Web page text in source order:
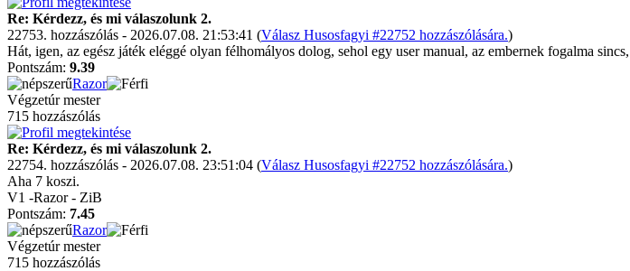
Re: Kérdezz, és mi válaszolunk 2.
22753. hozzászólás - 2026.07.08. 21:53:41 (Válasz Husosfagyi #22752 hozzászólására.)
Hát, igen, az egész játék eléggé olyan félhomályos dolog, sehol egy user manual, az embernek fogalma
Pontszám: 9.39
Razor
Végzetúr mester
715 hozzászólás
Re: Kérdezz, és mi válaszolunk 2.
22754. hozzászólás - 2026.07.08. 23:51:04 (Válasz Husosfagyi #22752 hozzászólására.)
Aha 7 koszi.
V1 -Razor - ZiB
Pontszám: 7.45
Razor
Végzetúr mester
715 hozzászólás